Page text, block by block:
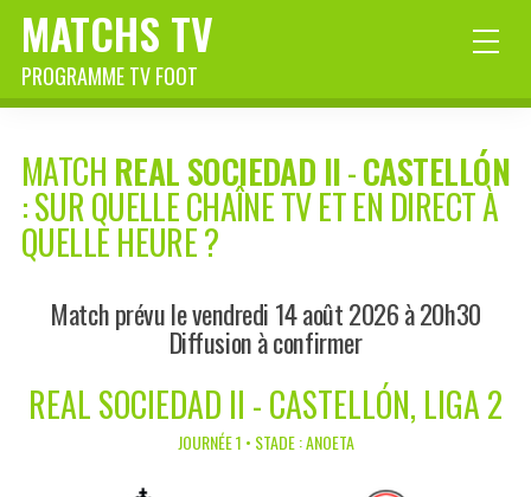
MATCHS TV
PROGRAMME TV FOOT
MATCH REAL SOCIEDAD II-CASTELLÓN
: SUR QUELLE CHAÎNE TV ET EN DIRECT À
QUELLE HEURE ?
Match prévu le vendredi 14 août 2026 à 20h30
Diffusion à confirmer
REAL SOCIEDAD II - CASTELLÓN, LIGA 2
JOURNÉE 1 • STADE : ANOETA